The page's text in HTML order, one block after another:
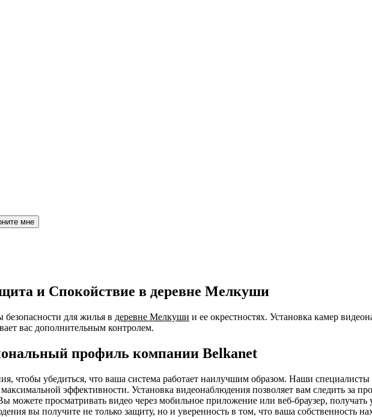
мне
и Спокойствие в деревне Мелкуши
для жилья в деревне Мелкуши и ее окрестностях. Установка камер
вас дополнительным контролем.
профиль компании Belkanet
чтобы убедиться, что ваша система работает наилучшим образом. Наши
эффективности. Установка видеонаблюдения позволяет вам следить за
можете просматривать видео через мобильное приложение или веб-браузер,
вы получите не только защиту, но и уверенность в том, что ваша собственность